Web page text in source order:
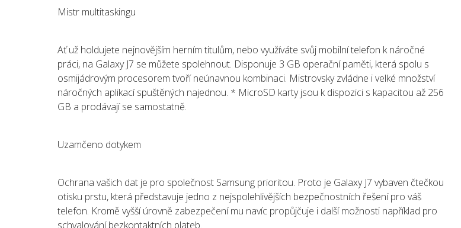
Mistr multitaskingu
Ať už holdujete nejnovějším herním titulům, nebo využíváte svůj mobilní telefon k náročné
práci, na Galaxy J7 se můžete spolehnout. Disponuje 3 GB operační paměti, která spolu s
osmijádrovým procesorem tvoří neúnavnou kombinaci. Mistrovsky zvládne i velké množství
náročných aplikací spuštěných najednou. * MicroSD karty jsou k dispozici s kapacitou až 256
GB a prodávají se samostatně.
Uzamčeno dotykem
Ochrana vašich dat je pro společnost Samsung prioritou. Proto je Galaxy J7 vybaven čtečkou
otisku prstu, která představuje jedno z nejspolehlivějších bezpečnostních řešení pro váš
telefon. Kromě vyšší úrovně zabezpečení mu navíc propůjčuje i další možnosti například pro
schvalování bezkontaktních plateb.